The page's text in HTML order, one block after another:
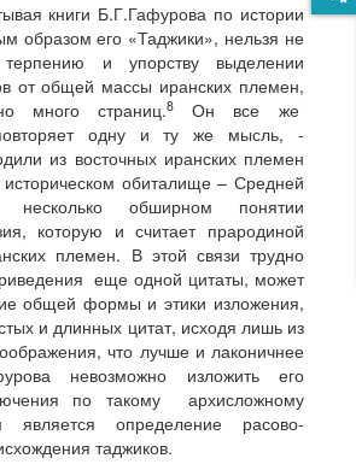
книги Б.Г.Гафурова по истории
образом его «Таджики», нельзя не
терпению и упорству выделении
от общей массы иранских племен,
много страниц.8
Он все же
одну и ту же мысль, -
из восточных иранских племен
обиталище – Средней
обширном понятии
которую и считает прародиной
племен. В этой связи трудно
еще одной цитаты, может
общей формы и этики изложения,
и длинных цитат, исходя лишь из
что лучше и лаконичнее
невозможно изложить его
по такому архисложному
является определение расово-
таджиков.